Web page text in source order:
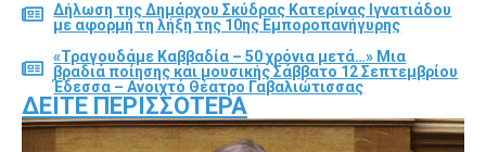
Δήλωση της Δημάρχου Σκύδρας Κατερίνας Ιγνατιάδου
με αφορμή τη λήξη της 10ης Εμποροπανήγυρης
«Τραγουδάμε Καββαδία – 50 χρόνια μετά…» Μια
βραδιά ποίησης και μουσικής Σάββατο 12 Σεπτεμβρίου
Έδεσσα – Ανοιχτό Θέατρο Γαβαλιώτισσας
ΔΕΊΤΕ ΠΕΡΙΣΣΌΤΕΡΑ